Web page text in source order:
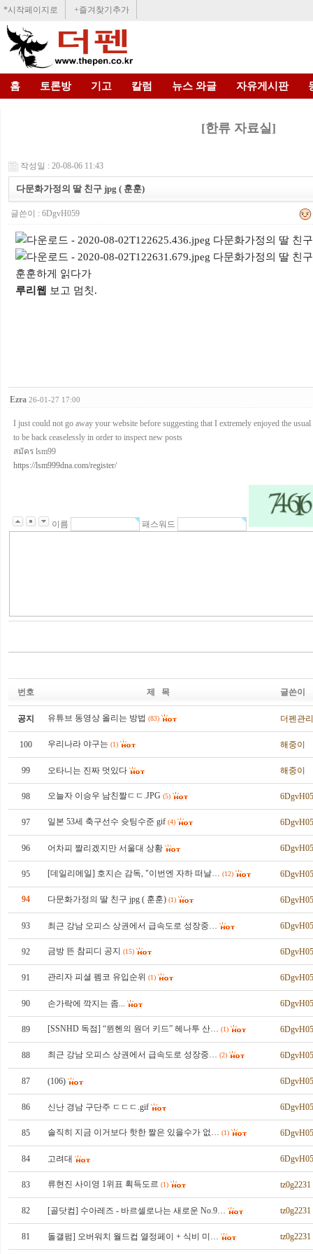
*시작페이지로 +즐겨찾기추가
홈 토론방 기고 칼럼 뉴스 와글 자유게시판
[한류 자료실]
작성일 : 20-08-06 11:43
다문화가정의 딸 친구 jpg ( 훈훈)
글쓴이 : 6DgvH059
훈훈하게 읽다가
루리웹 보고 멈칫.
Ezra 26-01-27 17:00
I just could not go away your website before suggesting that I extremely enjoyed the
to be back ceaselessly in order to inspect new posts
สมัคร lsm99
https://lsm999dna.com/register/
이름 패스워드
번호 제 목 글쓴이
공지 유튜브 동영상 올리는 방법 (83) 더펜관
100 우리나라 야구는 (1) 해중이
99 오타니는 진짜 멋있다 해중이
98 오늘자 이승우 남친짤ㄷㄷ.JPG (5)
97 일본 53세 축구선수 슛팅수준 gif (4)
96 어차피 짤리겠지만 서울대 상황
95 [데일리메일] 호지슨 감독, "이번엔 자하 떠날… (12)
94 다문화가정의 딸 친구 jpg ( 훈훈) (1)
93 최근 강남 오피스 상권에서 급속도로 성장중…
92 금방 뜬 참피디 공지 (15)
91 관리자 피셜 펨코 유입순위 (1)
90 손가락에 깍지는 좀...
89 [SSNHD 독점] “뮌헨의 원더 키드” 헤나투 산… (1)
88 최근 강남 오피스 상권에서 급속도로 성장중… (2)
87 (106)
86 신난 경남 구단주 ㄷㄷㄷ.gif
85 솔직히 지금 이거보다 핫한 짤은 있을수가 없… (1)
84 고려대
83 류현진 사이영 1위표 획득도르 (1) tz0g2231
82 [골닷컴] 수아레즈 - 바르셀로나는 새로운 No.9… tz0g2231
81 돌갤펌] 오버워치 월드컵 열정페이 + 식비 미… tz0g2231